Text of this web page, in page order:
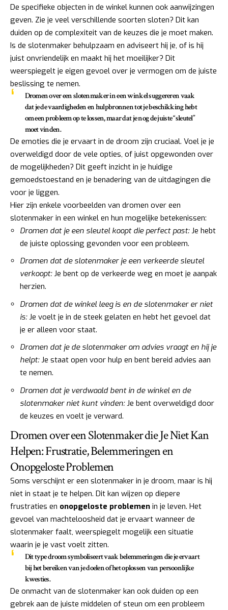
De specifieke objecten in de winkel kunnen ook aanwijzingen
geven. Zie je veel verschillende soorten sloten? Dit kan
duiden op de complexiteit van de keuzes die je moet maken.
Is de slotenmaker behulpzaam en adviseert hij je, of is hij
juist onvriendelijk en maakt hij het moeilijker? Dit
weerspiegelt je eigen gevoel over je vermogen om de juiste
beslissing te nemen.
Dromen over een slotenmaker in een winkel suggereren vaak
dat je de vaardigheden en hulpbronnen tot je beschikking hebt
om een probleem op te lossen, maar dat je nog de juiste “sleutel”
moet vinden.
De emoties die je ervaart in de droom zijn cruciaal. Voel je je
overweldigd door de vele opties, of juist opgewonden over
de mogelijkheden? Dit geeft inzicht in je huidige
gemoedstoestand en je benadering van de uitdagingen die
voor je liggen.
Hier zijn enkele voorbeelden van dromen over een
slotenmaker in een winkel en hun mogelijke betekenissen:
Dromen dat je een sleutel koopt die perfect past:Je hebt
de juiste oplossing gevonden voor een probleem.
Dromen dat de slotenmaker je een verkeerde sleutel
verkoopt:Je bent op de verkeerde weg en moet je aanpak
herzien.
Dromen dat de winkel leeg is en de slotenmaker er niet
is:Je voelt je in de steek gelaten en hebt het gevoel dat
je er alleen voor staat.
Dromen dat je de slotenmaker om advies vraagt en hij je
helpt:Je staat open voor hulp en bent bereid advies aan
te nemen.
Dromen dat je verdwaald bent in de winkel en de
slotenmaker niet kunt vinden:Je bent overweldigd door
de keuzes en voelt je verward.
Dromen over een Slotenmaker die Je Niet Kan
Helpen: Frustratie, Belemmeringen en
Onopgeloste Problemen
Soms verschijnt er een slotenmaker in je droom, maar is hij
niet in staat je te helpen. Dit kan wijzen op diepere
frustraties en onopgeloste problemen in je leven. Het
gevoel van machteloosheid dat je ervaart wanneer de
slotenmaker faalt, weerspiegelt mogelijk een situatie
waarin je je vast voelt zitten.
Dit type droom symboliseert vaak belemmeringen die je ervaart
bij het bereiken van je doelen of het oplossen van persoonlijke
kwesties.
De onmacht van de slotenmaker kan ook duiden op een
gebrek aan de juiste middelen of steun om een probleem